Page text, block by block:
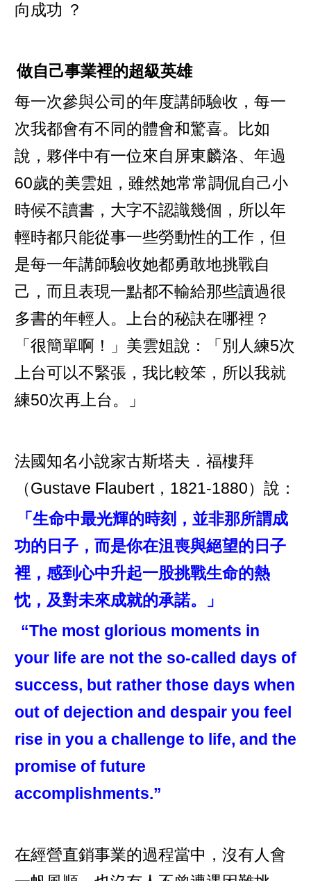
向成功 ？
做自己事業裡的超級英雄
每一次參與公司的年度講師驗收，每一
次我都會有不同的體會和驚喜。比如
說，夥伴中有一位來自屏東麟洛、年過
60歲的美雲姐，雖然她常常調侃自己小
時候不讀書，大字不認識幾個，所以年
輕時都只能從事一些勞動性的工作，但
是每一年講師驗收她都勇敢地挑戰自
己，而且表現一點都不輸給那些讀過很
多書的年輕人。上台的秘訣在哪裡？
「很簡單啊！」美雲姐說：「別人練5次
上台可以不緊張，我比較笨，所以我就
練50次再上台。」
法國知名小說家古斯塔夫．福樓拜
（Gustave Flaubert，1821-1880）說：
「生命中最光輝的時刻，並非那所謂成
功的日子，而是你在沮喪與絕望的日子
裡，感到心中升起一股挑戰生命的熱
忱，及對未來成就的承諾。」
“The most glorious moments in
your life are not the so-called days of
success, but rather those days when
out of dejection and despair you feel
rise in you a challenge to life, and the
promise of future
accomplishments.”
在經營直銷事業的過程當中，沒有人會